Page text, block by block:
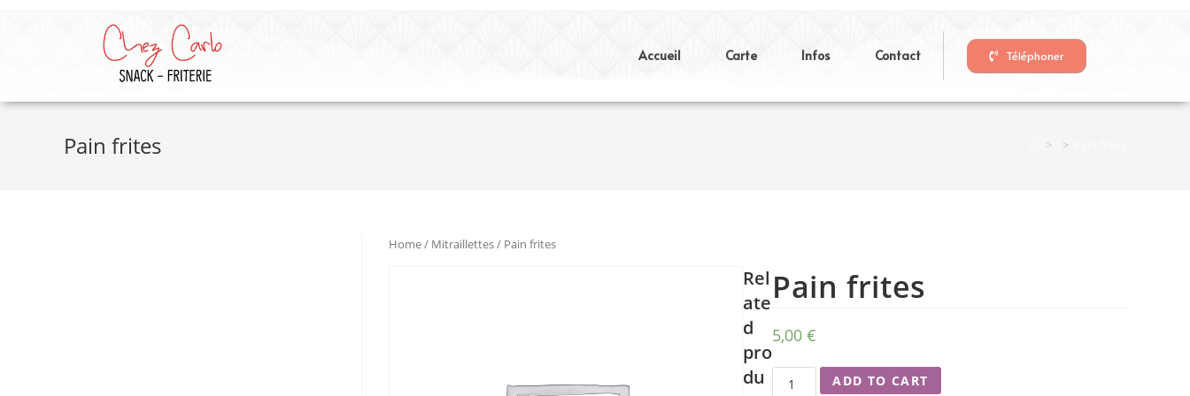
Accueil Carte Infos Contact Téléphoner
Pain frites > >
Home/ Mitraillettes/ Pain frites
Pain frites
5,00€
ADD TO CART
Rel
ate
d
pro
du